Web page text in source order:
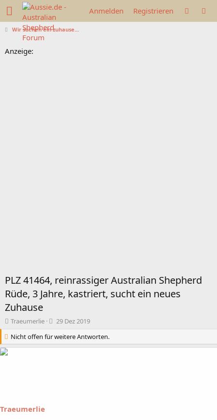
Anmelden Registrieren
Wir suchen ein zuhause...
Anzeige:
PLZ 41464, reinrassiger Australian Shepherd
Rüde, 3 Jahre, kastriert, sucht ein neues
Zuhause
T
e
m
t
Traeumerlie
B
g
i
29 Dez 2019
Nicht offen für weitere Antworten.
Traeumerlie